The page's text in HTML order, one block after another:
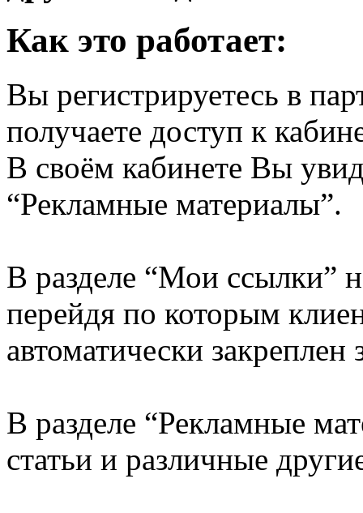
Как это работает:
Вы регистрируетесь в
получаете доступ к
В своём кабинете Вы
“Рекламные материалы”.
В разделе “Мои ссылки”
перейдя по которым
автоматически закреплен
В разделе “Рекламные
статьи и различные